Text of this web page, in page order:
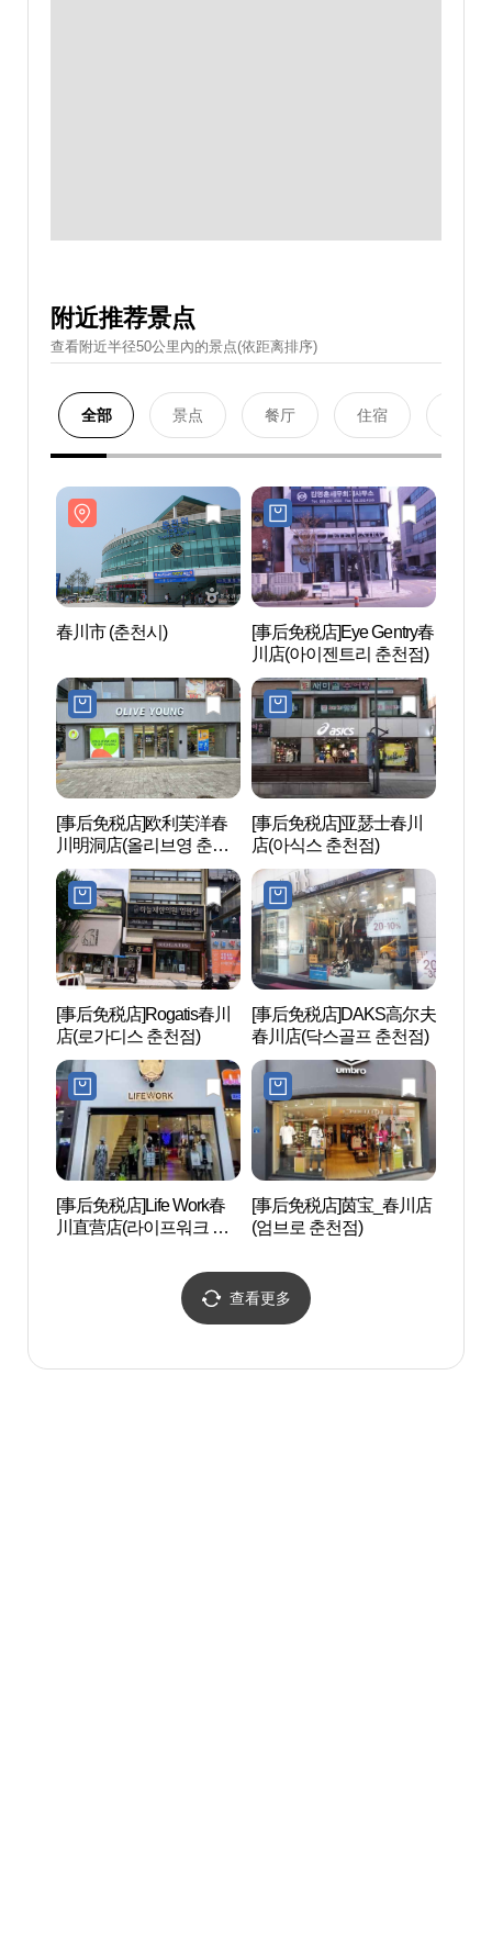
附近推荐景点
查看附近半径50公里內的景点(依距离排序)
全部 景点 餐厅 住宿
春川市 (춘천시)
[事后免税店]Eye Gentry春
川店(아이젠트리 춘천점)
[事后免税店]欧利芙洋春
川明洞店(올리브영 춘천
명동점)
[事后免税店]亚瑟士春川
店(아식스 춘천점)
[事后免税店]Rogatis春川
店(로가디스 춘천점)
[事后免税店]DAKS高尔夫
春川店(닥스골프 춘천점)
[事后免税店]Life Work春
川直营店(라이프워크 춘
[事后免税店]茵宝_春川店
(엄브로 춘천점)
查看更多